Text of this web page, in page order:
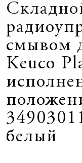
смывом
Keuco
белый